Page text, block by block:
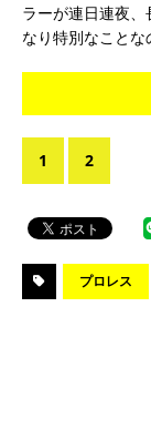
ラーが連日連夜
なり特別なことな
1 2
プロレス